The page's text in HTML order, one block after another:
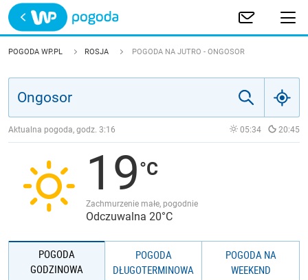
Trwa ładowanie
POLSKA
JAKOŚĆ POWIETRZA
POGODA WP.PL ROSJA POGODA NA JUTRO - ONGOSOR
Aktualna pogoda, godz. 3:16 05:34 20:45
19
Zachmurzenie małe, pogodnie
Odczuwalna 20°C
POGODA
GODZINOWA
POGODA
DŁUGOTERMINOWA
POGODA NA
WEEKEND